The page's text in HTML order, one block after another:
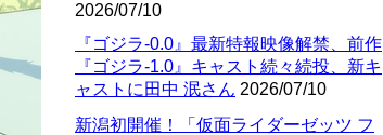
2026/07/10
『ゴジラ-0.0』最新特報映像解禁、前作
『ゴジラ-1.0』キャスト続々続投、新キ
ャストに田中 泯さん 2026/07/10
新潟初開催！「仮面ライダーゼッツ フ